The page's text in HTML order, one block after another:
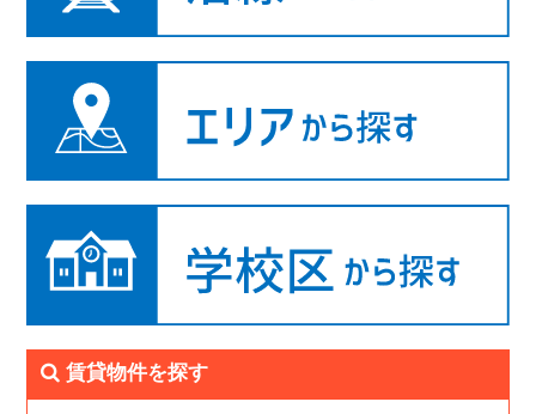
賃貸物件を探す